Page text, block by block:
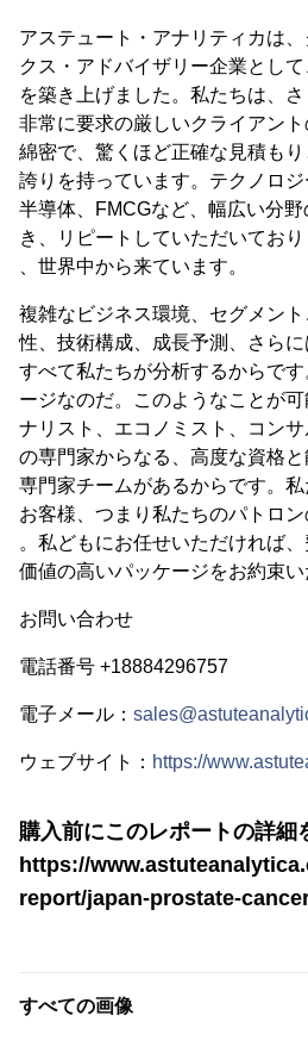
アステュート・アナリティカは
クス・アドバイザリー企業とし
を築き上げました。私たちは、
非常に要求の厳しいクライアント
綿密で、驚くほど正確な見積も
誇りを持っています。テクノロジ
半導体、FMCGなど、幅広い分
き、リピートしていただいてお
、世界中から来ています。
複雑なビジネス環境、セグメン
性、技術構成、成長予測、さらに
すべて私たちが分析するからで
ージなのだ。このようなことが
ナリスト、エコノミスト、コン
の専門家からなる、高度な資格
専門家チームがあるからです。私
お客様、つまり私たちのパトロ
。私どもにお任せいただければ
価値の高いパッケージをお約束い
お問い合わせ
電話番号 +18884296757
電子メール：
ウェブサイト： https://
購入前にこのレポートの詳細
https://
report/japan-prostate-
すべての画像